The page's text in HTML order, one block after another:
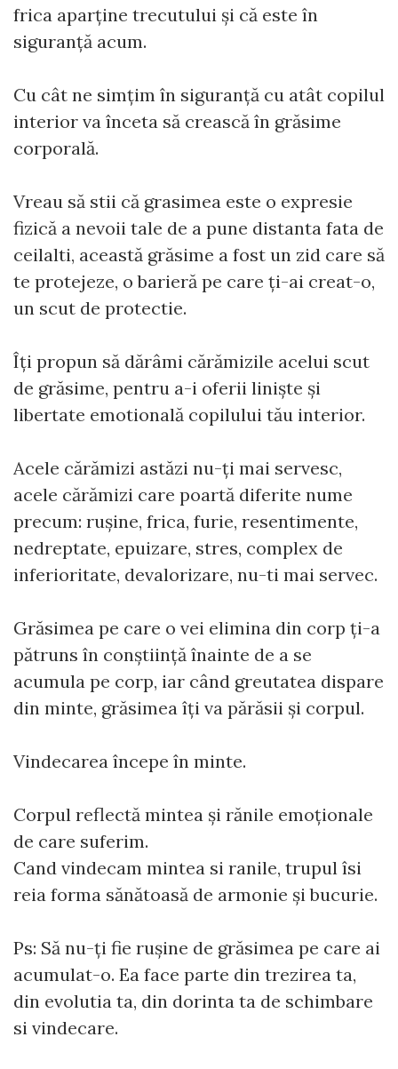
frica aparține trecutului și că este în
siguranță acum.
Cu cât ne simțim în siguranță cu atât copilul
interior va înceta să crească în grăsime
corporală.
Vreau să stii că grasimea este o expresie
fizică a nevoii tale de a pune distanta fata de
ceilalti, această grăsime a fost un zid care să
te protejeze, o barieră pe care ți-ai creat-o,
un scut de protectie.
Îți propun să dărâmi cărămizile acelui scut
de grăsime, pentru a-i oferii liniște și
libertate emotională copilului tău interior.
Acele cărămizi astăzi nu-ți mai servesc,
acele cărămizi care poartă diferite nume
precum: rușine, frica, furie, resentimente,
nedreptate, epuizare, stres, complex de
inferioritate, devalorizare, nu-ti mai servec.
Grăsimea pe care o vei elimina din corp ți-a
pătruns în conștiință înainte de a se
acumula pe corp, iar când greutatea dispare
din minte, grăsimea îți va părăsii și corpul.
Vindecarea începe în minte.
Corpul reflectă mintea și rănile emoționale
de care suferim.
Cand vindecam mintea si ranile, trupul îsi
reia forma sănătoasă de armonie și bucurie.
Ps: Să nu-ți fie rușine de grăsimea pe care ai
acumulat-o. Ea face parte din trezirea ta,
din evolutia ta, din dorinta ta de schimbare
si vindecare.